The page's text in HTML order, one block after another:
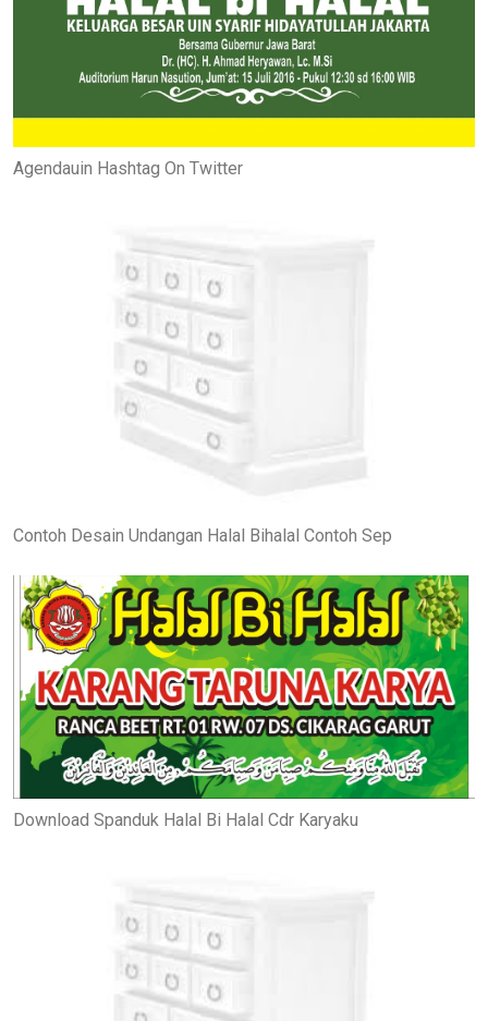
Agendauin Hashtag On Twitter
Contoh Desain Undangan Halal Bihalal Contoh Sep
Download Spanduk Halal Bi Halal Cdr Karyaku